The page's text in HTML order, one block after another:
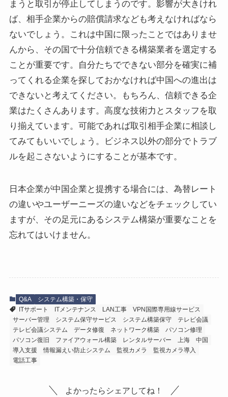
まうと取引が停止してしまうのです。影響が大きけれ
ば、相手企業からの賠償請求なども考えなければなら
ないでしょう。これは中国に限ったことではありませ
んから、その国で十分信頼できる構築業者を選定する
ことが重要です。自分たちでできない部分を確実に補
ってくれる企業を探しておかなければ中国への進出は
できないと考えてください。もちろん、信頼できる企
業はたくさんあります。高度な技術力とスタッフを取
り揃えています。可能であれば取引相手企業に相談し
てみてもいいでしょう。ビジネス以外の部分でトラブ
ルを起こさないようにすることが基本です。
日本企業が中国企業と提携する場合には、為替レート
の違いやユーザーニーズの違いなどをチェックしてい
ますが、その足元にあるシステム構築が重要なことを
忘れてはいけません。
Q&A
システム構築・保守
ITサポート
ITメンテナンス LAN工事
VPN国際専用線サービス
サーバー管理
システム保守サービス システム構築保守
テレビ会議
テレビ会議システム
データ修復 ネットワーク構築
パソコン修理
パソコン復旧
ファイアウォール構築 レンタルサーバー 上海
中国
導入支援
情報漏えい防止システム 監視カメラ
監視カメラ導入
電話工事
よかったらシェアしてね！